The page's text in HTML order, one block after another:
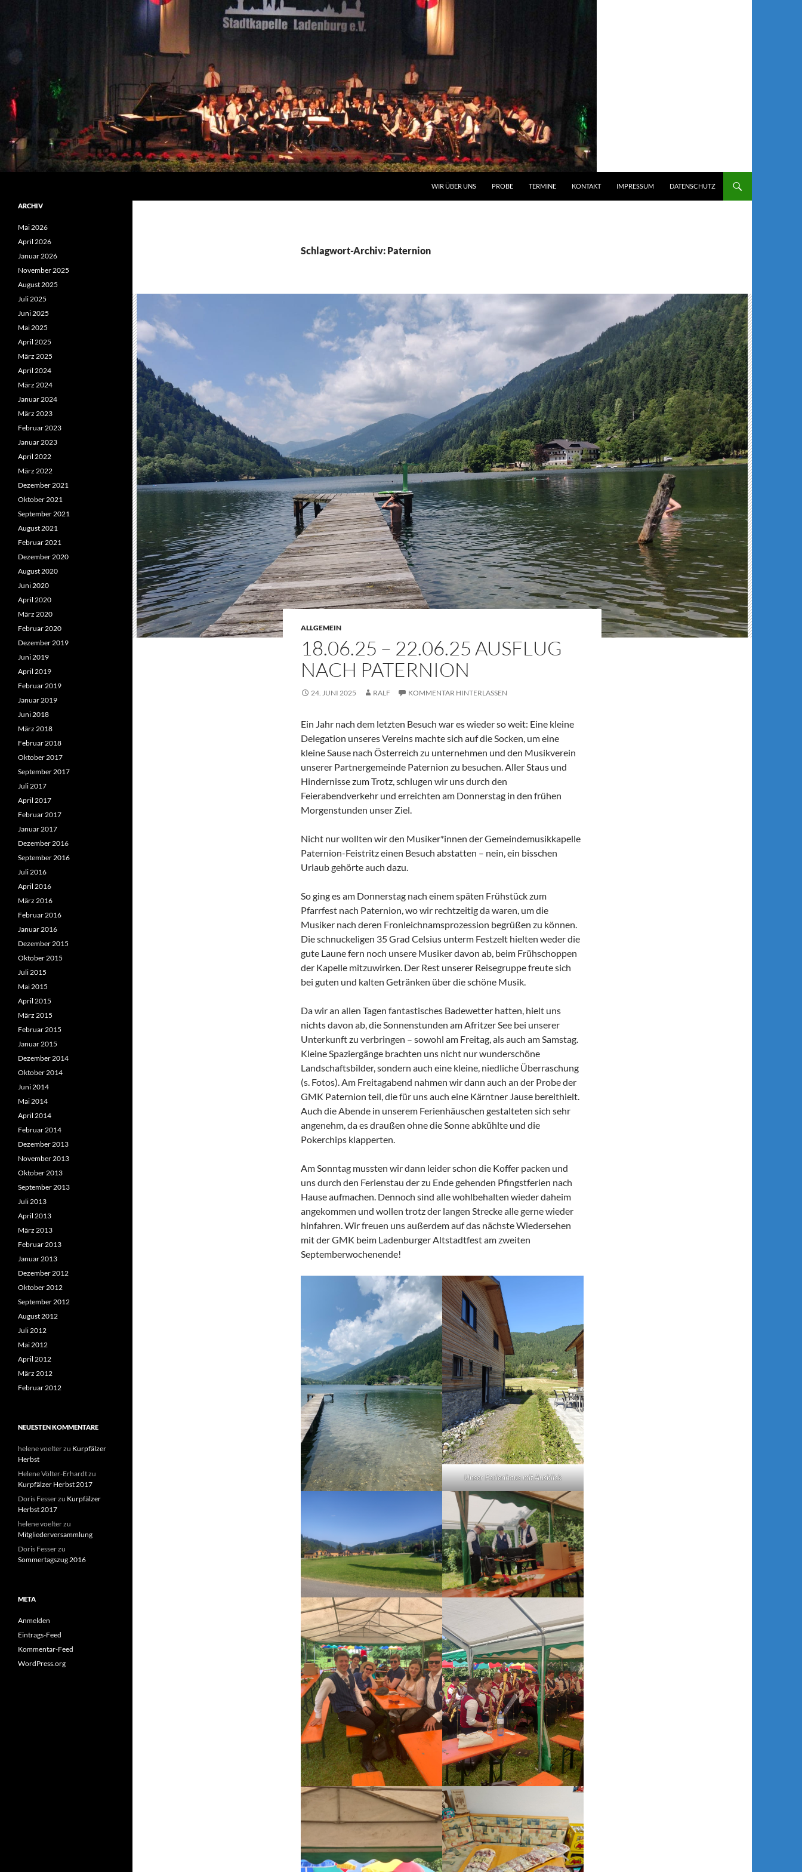
WIR ÜBER UNS PROBE TERMINE KONTAKT IMPRESSUM DATENSCHUTZ
Schlagwort-Archiv: Paternion
ALLGEMEIN
18.06.25 – 22.06.25 AUSFLUG
NACH PATERNION
24. JUNI 2025 RALF KOMMENTAR HINTERLASSEN
Ein Jahr nach dem letzten Besuch war es wieder so weit: Eine kleine
Delegation unseres Vereins machte sich auf die Socken, um eine
kleine Sause nach Österreich zu unternehmen und den Musikverein
unserer Partnergemeinde Paternion zu besuchen. Aller Staus und
Hindernisse zum Trotz, schlugen wir uns durch den
Feierabendverkehr und erreichten am Donnerstag in den frühen
Morgenstunden unser Ziel.
Nicht nur wollten wir den Musiker*innen der Gemeindemusikkapelle
Paternion-Feistritz einen Besuch abstatten – nein, ein bisschen
Urlaub gehörte auch dazu.
So ging es am Donnerstag nach einem späten Frühstück zum
Pfarrfest nach Paternion, wo wir rechtzeitig da waren, um die
Musiker nach deren Fronleichnamsprozession begrüßen zu können.
Die schnuckeligen 35 Grad Celsius unterm Festzelt hielten weder die
gute Laune fern noch unsere Musiker davon ab, beim Frühschoppen
der Kapelle mitzuwirken. Der Rest unserer Reisegruppe freute sich
bei guten und kalten Getränken über die schöne Musik.
Da wir an allen Tagen fantastisches Badewetter hatten, hielt uns
nichts davon ab, die Sonnenstunden am Afritzer See bei unserer
Unterkunft zu verbringen – sowohl am Freitag, als auch am Samstag.
Kleine Spaziergänge brachten uns nicht nur wunderschöne
Landschaftsbilder, sondern auch eine kleine, niedliche Überraschung
(s. Fotos). Am Freitagabend nahmen wir dann auch an der Probe der
GMK Paternion teil, die für uns auch eine Kärntner Jause bereithielt.
Auch die Abende in unserem Ferienhäuschen gestalteten sich sehr
angenehm, da es draußen ohne die Sonne abkühlte und die
Pokerchips klapperten.
Am Sonntag mussten wir dann leider schon die Koffer packen und
uns durch den Ferienstau der zu Ende gehenden Pfingstferien nach
Hause aufmachen. Dennoch sind alle wohlbehalten wieder daheim
angekommen und wollen trotz der langen Strecke alle gerne wieder
hinfahren. Wir freuen uns außerdem auf das nächste Wiedersehen
mit der GMK beim Ladenburger Altstadtfest am zweiten
Septemberwochenende!
Unser Ferienhaus mit Ausblick
ARCHIV
Mai 2026
April 2026
Januar 2026
November 2025
August 2025
Juli 2025
Juni 2025
Mai 2025
April 2025
März 2025
April 2024
März 2024
Januar 2024
März 2023
Februar 2023
Januar 2023
April 2022
März 2022
Dezember 2021
Oktober 2021
September 2021
August 2021
Februar 2021
Dezember 2020
August 2020
Juni 2020
April 2020
März 2020
Februar 2020
Dezember 2019
Juni 2019
April 2019
Februar 2019
Januar 2019
Juni 2018
März 2018
Februar 2018
Oktober 2017
September 2017
Juli 2017
April 2017
Februar 2017
Januar 2017
Dezember 2016
September 2016
Juli 2016
April 2016
März 2016
Februar 2016
Januar 2016
Dezember 2015
Oktober 2015
Juli 2015
Mai 2015
April 2015
März 2015
Februar 2015
Januar 2015
Dezember 2014
Oktober 2014
Juni 2014
Mai 2014
April 2014
Februar 2014
Dezember 2013
November 2013
Oktober 2013
September 2013
Juli 2013
April 2013
März 2013
Februar 2013
Januar 2013
Dezember 2012
Oktober 2012
September 2012
August 2012
Juli 2012
Mai 2012
April 2012
März 2012
Februar 2012
NEUESTEN KOMMENTARE
helene voelterzu Kurpfälzer
Herbst
Helene Völter-Erhardtzu
Kurpfälzer Herbst 2017
Doris Fesserzu Kurpfälzer
Herbst 2017
helene voelterzu
Mitgliederversammlung
Doris Fesserzu
Sommertagszug 2016
META
Anmelden
Eintrags-Feed
Kommentar-Feed
WordPress.org